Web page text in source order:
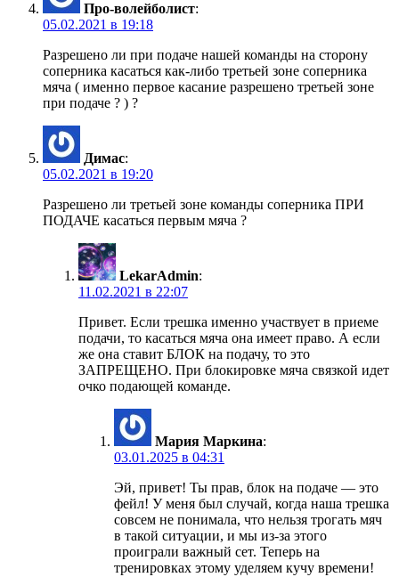
Про-волейболист:
05.02.2021 в 19:18
Разрешено ли при подаче нашей команды на сторону
соперника касаться как-либо третьей зоне соперника
мяча ( именно первое касание разрешено третьей зоне
при подаче ? ) ?
Димас:
05.02.2021 в 19:20
Разрешено ли третьей зоне команды соперника ПРИ
ПОДАЧЕ касаться первым мяча ?
LekarAdmin:
11.02.2021 в 22:07
Привет. Если трешка именно участвует в приеме
подачи, то касаться мяча она имеет право. А если
же она ставит БЛОК на подачу, то это
ЗАПРЕЩЕНО. При блокировке мяча связкой идет
очко подающей команде.
Мария Маркина:
03.01.2025 в 04:31
Эй, привет! Ты прав, блок на подаче — это
фейл! У меня был случай, когда наша трешка
совсем не понимала, что нельзя трогать мяч
в такой ситуации, и мы из-за этого
проиграли важный сет. Теперь на
тренировках этому уделяем кучу времени!